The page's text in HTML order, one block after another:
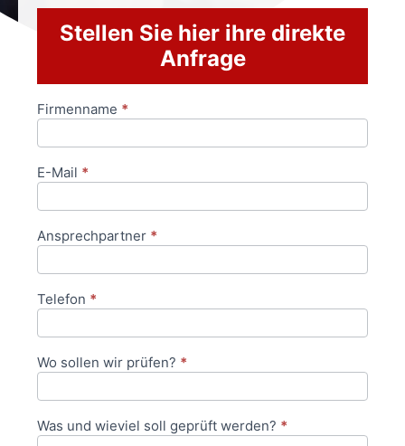
Stellen Sie hier ihre direkte
Anfrage
Anfrageformular
Firmenname *
E-Mail *
Ansprechpartner *
Telefon *
Wo sollen wir prüfen? *
Was und wieviel soll geprüft werden? *